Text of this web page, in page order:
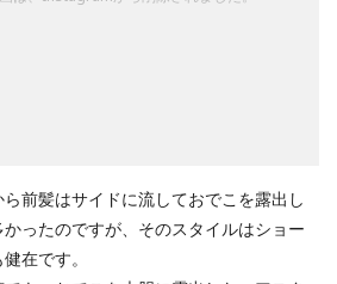
前髪はサイドに流しておでこを露出し
ったのですが、そのスタイルはショー
在です。